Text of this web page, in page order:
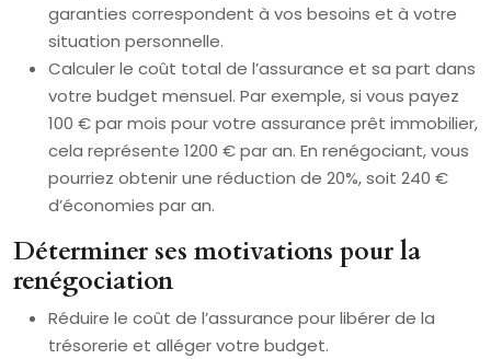
garanties correspondent à vos besoins et à votre
situation personnelle.
Calculer le coût total de l’assurance et sa part dans
votre budget mensuel. Par exemple, si vous payez
100 € par mois pour votre assurance prêt immobilier,
cela représente 1200 € par an. En renégociant, vous
pourriez obtenir une réduction de 20%, soit 240 €
d’économies par an.
Déterminer ses motivations pour la
renégociation
Réduire le coût de l’assurance pour libérer de la
trésorerie et alléger votre budget.